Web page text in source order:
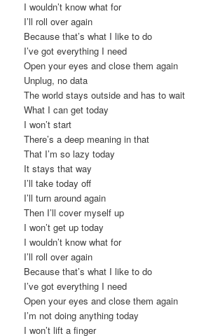
I wouldn’t know what for
I’ll roll over again
Because that’s what I like to do
I’ve got everything I need
Open your eyes and close them again
Unplug, no data
The world stays outside and has to wait
What I can get today
I won’t start
There’s a deep meaning in that
That I’m so lazy today
It stays that way
I’ll take today off
I’ll turn around again
Then I’ll cover myself up
I won’t get up today
I wouldn’t know what for
I’ll roll over again
Because that’s what I like to do
I’ve got everything I need
Open your eyes and close them again
I’m not doing anything today
I won’t lift a finger